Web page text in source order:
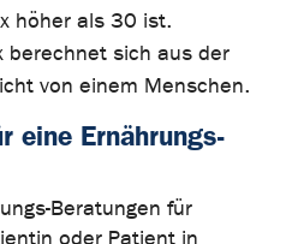
höher als 30 ist.
berechnet sich aus der
von einem Menschen.
eine Ernährungs-
Beratungen für
oder Patient in